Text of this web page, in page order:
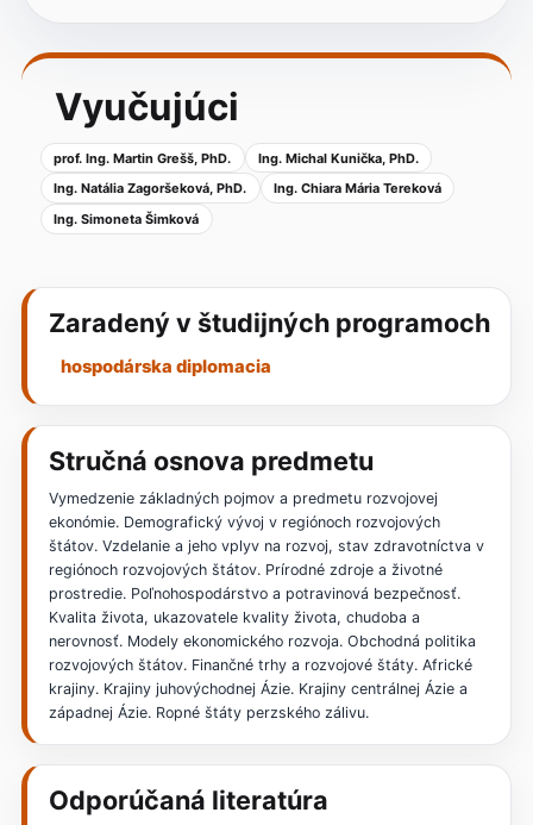
Vyučujúci
prof. Ing. Martin Grešš, PhD.
Ing. Michal Kunička, PhD.
Ing. Natália Zagoršeková, PhD.
Ing. Chiara Mária Tereková
Ing. Simoneta Šimková
Zaradený v študijných programoch
hospodárska diplomacia
Stručná osnova predmetu
Vymedzenie základných pojmov a predmetu rozvojovej
ekonómie. Demografický vývoj v regiónoch rozvojových
štátov. Vzdelanie a jeho vplyv na rozvoj, stav zdravotníctva v
regiónoch rozvojových štátov. Prírodné zdroje a životné
prostredie. Poľnohospodárstvo a potravinová bezpečnosť.
Kvalita života, ukazovatele kvality života, chudoba a
nerovnosť. Modely ekonomického rozvoja. Obchodná politika
rozvojových štátov. Finančné trhy a rozvojové štáty. Africké
krajiny. Krajiny juhovýchodnej Ázie. Krajiny centrálnej Ázie a
západnej Ázie. Ropné štáty perzského zálivu.
Odporúčaná literatúra